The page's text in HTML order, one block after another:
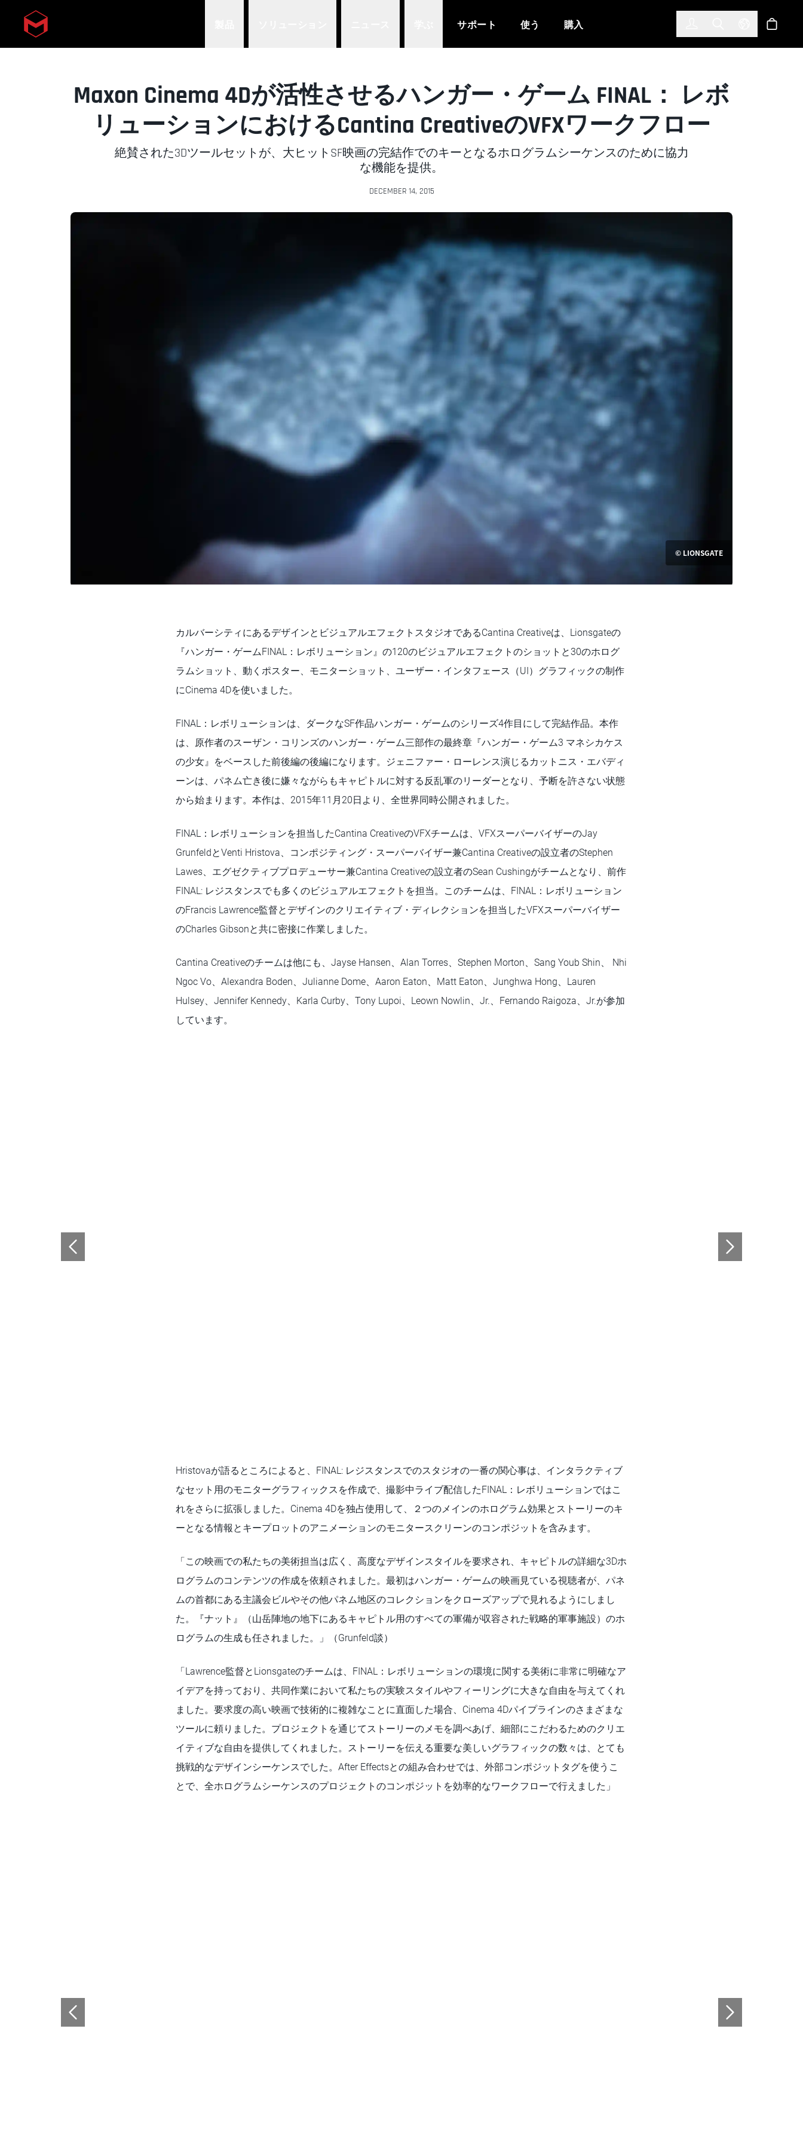
Skip to main content サポート 使う 購入 Toggle Search
Selectショッ
© LIONSGATE
Maxon Cinema 4Dが活性させるハンガー・ゲーム FINAL： レボ
リューションにおけるCantina CreativeのVFXワークフロー
絶賛された3Dツールセットが、大ヒットSF映画の完結作でのキーとなるホログラムシーケンスのために協力
な機能を提供。
DECEMBER 14, 2015
カルバーシティにあるデザインとビジュアルエフェクトスタジオであるCantina Creativeは、Lionsgateの
『ハンガー・ゲームFINAL：レボリューション』の120のビジュアルエフェクトのショットと30のホログ
ラムショット、動くポスター、モニターショット、ユーザー・インタフェース（UI）グラフィックの制作
にCinema 4Dを使いました。
FINAL：レボリューションは、ダークなSF作品ハンガー・ゲームのシリーズ4作目にして完結作品。本作
は、原作者のスーザン・コリンズのハンガー・ゲーム三部作の最終章『ハンガー・ゲーム3 マネシカケス
の少女』をベースした前後編の後編になります。ジェニファー・ローレンス演じるカットニス・エバディ
ーンは、パネム亡き後に嫌々ながらもキャピトルに対する反乱軍のリーダーとなり、予断を許さない状態
から始まります。本作は、2015年11月20日より、全世界同時公開されました。
FINAL：レボリューションを担当したCantina CreativeのVFXチームは、VFXスーパーバイザーのJay
GrunfeldとVenti Hristova、コンポジティング・スーパーバイザー兼Cantina Creativeの設立者のStephen
Lawes、エグゼクティブプロデューサー兼Cantina Creativeの設立者のSean Cushingがチームとなり、前作
FINAL: レジスタンスでも多くのビジュアルエフェクトを担当。このチームは、FINAL：レボリューション
のFrancis Lawrence監督とデザインのクリエイティブ・ディレクションを担当したVFXスーパーバイザー
のCharles Gibsonと共に密接に作業しました。
Cantina Creativeのチームは他にも、Jayse Hansen、Alan Torres、Stephen Morton、Sang Youb Shin、 Nhi
Ngoc Vo、Alexandra Boden、Julianne Dome、Aaron Eaton、Matt Eaton、Junghwa Hong、Lauren
Hulsey、Jennifer Kennedy、Karla Curby、Tony Lupoi、Leown Nowlin、Jr.、Fernando Raigoza、Jr.が参加
しています。
Hristovaが語るところによると、FINAL: レジスタンスでのスタジオの一番の関心事は、インタラクティブ
なセット用のモニターグラフィックスを作成で、撮影中ライブ配信したFINAL：レボリューションではこ
れをさらに拡張しました。Cinema 4Dを独占使用して、２つのメインのホログラム効果とストーリーのキ
ーとなる情報とキープロットのアニメーションのモニタースクリーンのコンポジットを含みます。
「この映画での私たちの美術担当は広く、高度なデザインスタイルを要求され、キャピトルの詳細な3Dホ
ログラムのコンテンツの作成を依頼されました。最初はハンガー・ゲームの映画見ている視聴者が、パネ
ムの首都にある主議会ビルやその他パネム地区のコレクションをクローズアップで見れるようにしまし
た。『ナット』（山岳陣地の地下にあるキャピトル用のすべての軍備が収容された戦略的軍事施設）のホ
ログラムの生成も任されました。」（Grunfeld談）
「Lawrence監督とLionsgateのチームは、FINAL：レボリューションの環境に関する美術に非常に明確なア
イデアを持っており、共同作業において私たちの実験スタイルやフィーリングに大きな自由を与えてくれ
ました。要求度の高い映画で技術的に複雑なことに直面した場合、Cinema 4Dパイプラインのさまざまな
ツールに頼りました。プロジェクトを通じてストーリーのメモを調べあげ、細部にこだわるためのクリエ
イティブな自由を提供してくれました。ストーリーを伝える重要な美しいグラフィックの数々は、とても
挑戦的なデザインシーケンスでした。After Effectsとの組み合わせでは、外部コンポジットタグを使うこ
とで、全ホログラムシーケンスのプロジェクトのコンポジットを効率的なワークフローで行えました」